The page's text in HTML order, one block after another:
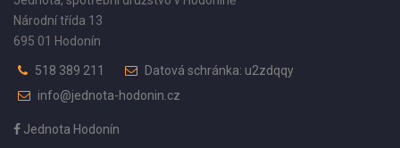
Národní třída 13
695 01 Hodonín
518 389 211
Datová schránka: u2zdqqy
info@jednota-hodonin.cz
Jednota Hodonín